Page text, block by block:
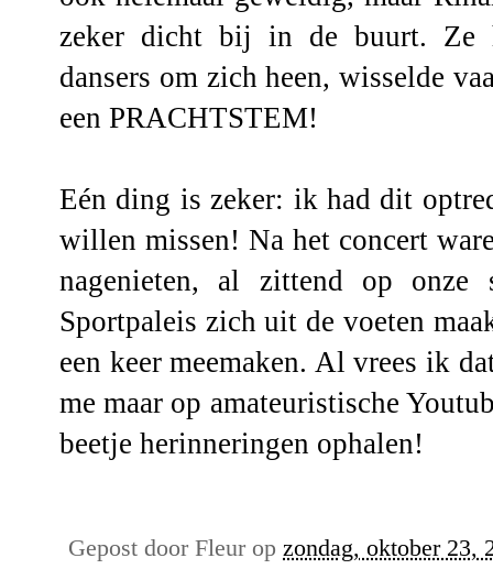
zeker dicht bij in de buurt. Ze
dansers om zich heen, wisselde
een PRACHTSTEM!
Eén ding is zeker: ik had dit
willen missen! Na het concert
nagenieten, al zittend op
Sportpaleis zich uit de voeten
een keer meemaken. Al vrees ik
me maar op amateuristische
beetje herinneringen ophalen!
Gepost door Fleur op zondag, oktober 23,